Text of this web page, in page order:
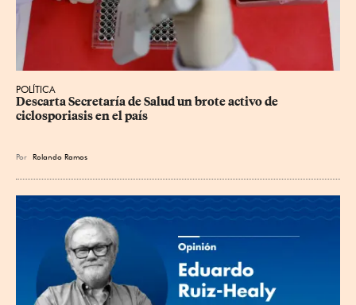
POLÍTICA
Descarta Secretaría de Salud un brote activo de
ciclosporiasis en el país
Por Rolando Ramos